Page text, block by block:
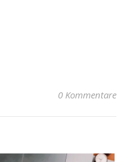
0 Kommentare